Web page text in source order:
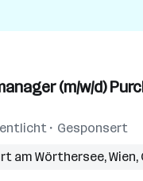
(m/w/d)
Gesponsert
am Wörthersee,Wien,